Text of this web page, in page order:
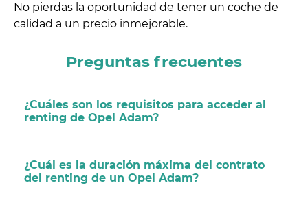
No pierdas la oportunidad de tener un coche de
calidad a un precio inmejorable.
Preguntas frecuentes
¿Cuáles son los requisitos para acceder al
renting de Opel Adam?
¿Cuál es la duración máxima del contrato
del renting de un Opel Adam?